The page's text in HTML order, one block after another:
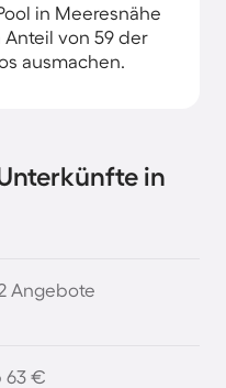
in Meeresnähe
von 59 der
ausmachen.
in
Angebote
63 €